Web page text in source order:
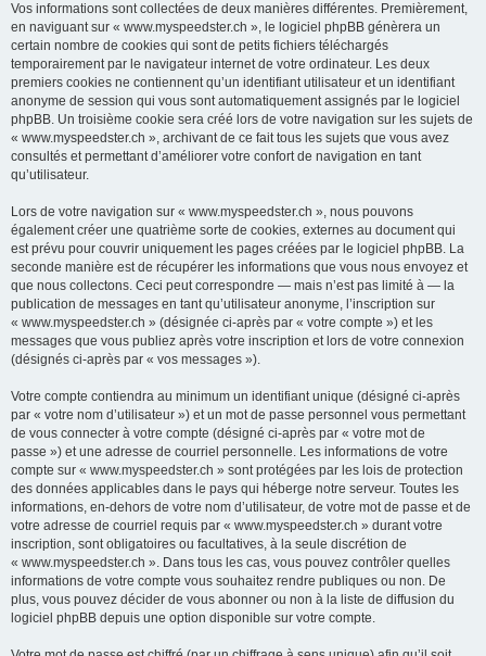
Vos informations sont collectées de deux manières différentes. Premièrement,
en naviguant sur « www.myspeedster.ch », le logiciel phpBB génèrera un
certain nombre de cookies qui sont de petits fichiers téléchargés
temporairement par le navigateur internet de votre ordinateur. Les deux
premiers cookies ne contiennent qu’un identifiant utilisateur et un identifiant
anonyme de session qui vous sont automatiquement assignés par le logiciel
phpBB. Un troisième cookie sera créé lors de votre navigation sur les sujets de
« www.myspeedster.ch », archivant de ce fait tous les sujets que vous avez
consultés et permettant d’améliorer votre confort de navigation en tant
qu’utilisateur.
Lors de votre navigation sur « www.myspeedster.ch », nous pouvons
également créer une quatrième sorte de cookies, externes au document qui
est prévu pour couvrir uniquement les pages créées par le logiciel phpBB. La
seconde manière est de récupérer les informations que vous nous envoyez et
que nous collectons. Ceci peut correspondre — mais n’est pas limité à — la
publication de messages en tant qu’utilisateur anonyme, l’inscription sur
« www.myspeedster.ch » (désignée ci-après par « votre compte ») et les
messages que vous publiez après votre inscription et lors de votre connexion
(désignés ci-après par « vos messages »).
Votre compte contiendra au minimum un identifiant unique (désigné ci-après
par « votre nom d’utilisateur ») et un mot de passe personnel vous permettant
de vous connecter à votre compte (désigné ci-après par « votre mot de
passe ») et une adresse de courriel personnelle. Les informations de votre
compte sur « www.myspeedster.ch » sont protégées par les lois de protection
des données applicables dans le pays qui héberge notre serveur. Toutes les
informations, en-dehors de votre nom d’utilisateur, de votre mot de passe et de
votre adresse de courriel requis par « www.myspeedster.ch » durant votre
inscription, sont obligatoires ou facultatives, à la seule discrétion de
« www.myspeedster.ch ». Dans tous les cas, vous pouvez contrôler quelles
informations de votre compte vous souhaitez rendre publiques ou non. De
plus, vous pouvez décider de vous abonner ou non à la liste de diffusion du
logiciel phpBB depuis une option disponible sur votre compte.